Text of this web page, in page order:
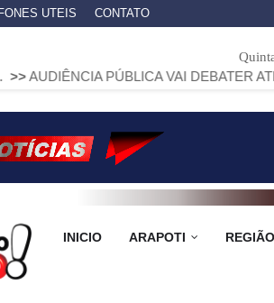
UTEIS CONTATO
PÚBLICA VAI DEBATER ATENDIMENTO
INICIO ARAPOTI REGIÃO